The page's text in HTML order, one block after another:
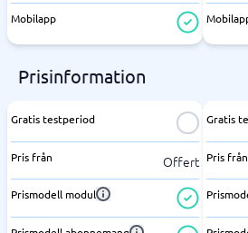
Mobilapp
Prisinformation
Gratis testperiod
Pris från Offert
Prismodell modul
Gratis
Pris från